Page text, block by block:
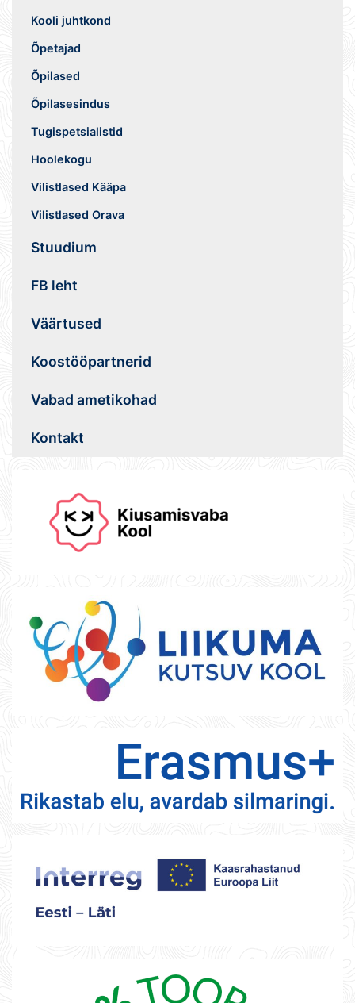
Kooli juhtkond
Õpetajad
Õpilased
Õpilasesindus
Tugispetsialistid
Hoolekogu
Vilistlased Kääpa
Vilistlased Orava
Stuudium
FB leht
Väärtused
Koostööpartnerid
Vabad ametikohad
Kontakt